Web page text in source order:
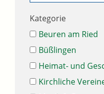
Kategorie
Beuren am Ried
Büßlingen
Heimat- und
Kirchliche